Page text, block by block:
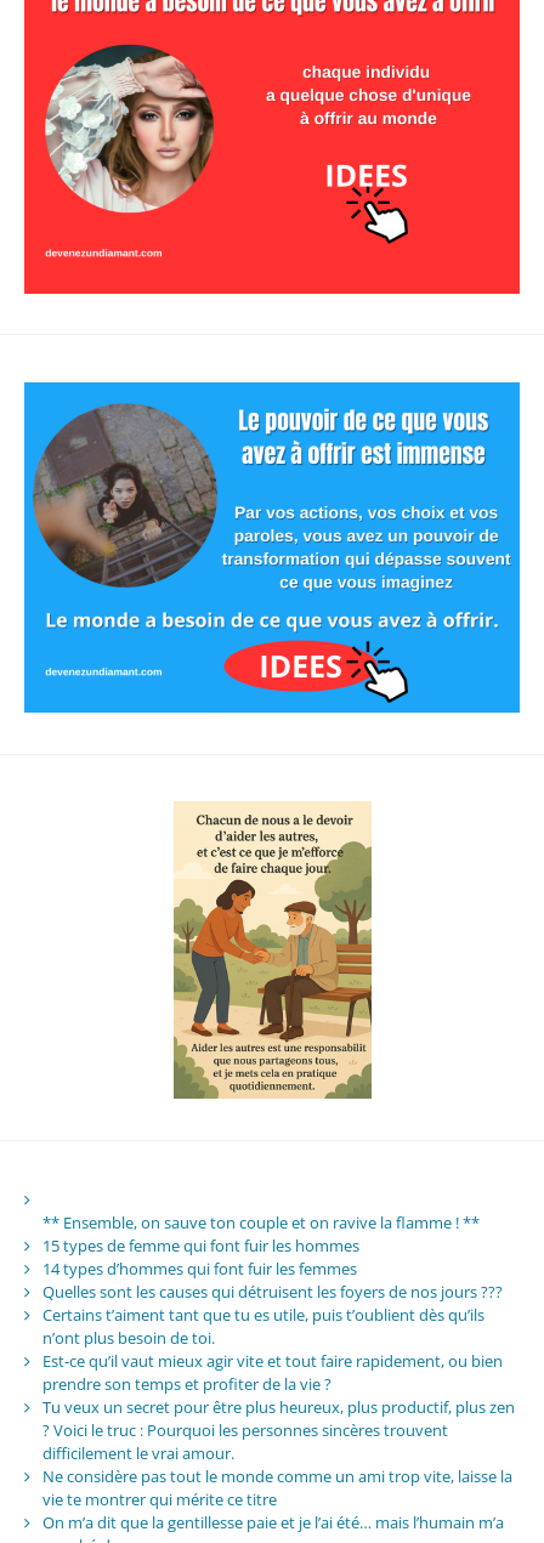
** Ensemble, on sauve ton couple et on ravive la flamme ! **
15 types de femme qui font fuir les hommes
14 types d’hommes qui font fuir les femmes
Quelles sont les causes qui détruisent les foyers de nos jours ???
Certains t’aiment tant que tu es utile, puis t’oublient dès qu’ils
n’ont plus besoin de toi.
Est-ce qu’il vaut mieux agir vite et tout faire rapidement, ou bien
prendre son temps et profiter de la vie ?
Tu veux un secret pour être plus heureux, plus productif, plus zen
? Voici le truc : Pourquoi les personnes sincères trouvent
difficilement le vrai amour.
Ne considère pas tout le monde comme un ami trop vite, laisse la
vie te montrer qui mérite ce titre
On m’a dit que la gentillesse paie et je l’ai été… mais l’humain m’a